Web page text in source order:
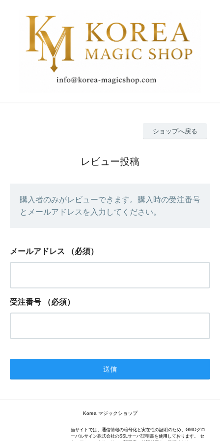
ショップへ戻る
レビュー投稿
購入者のみがレビューできます。購入時の受注番号
とメールアドレスを入力してください。
メールアドレス （必須）
受注番号 （必須）
Korea マジックショップ
当サイトでは、通信情報の暗号化と実在性の証明のため、GMOグロ
ーバルサイン株式会社のSSLサーバ証明書を使用しております。 セ